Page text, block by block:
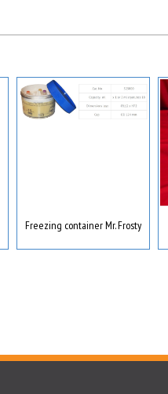
Freezing container Mr. Frosty